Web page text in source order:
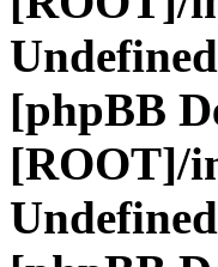
[phpBB
[ROOT]/